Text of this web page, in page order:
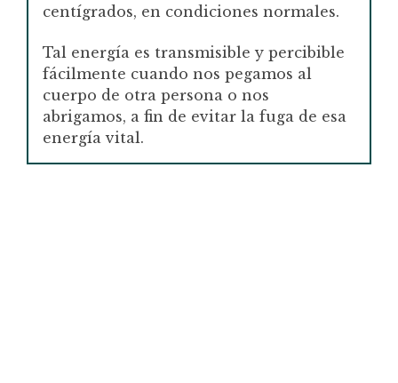
centígrados, en condiciones normales.
Tal energía es transmisible y percibible
fácilmente cuando nos pegamos al
cuerpo de otra persona o nos
abrigamos, a fin de evitar la fuga de esa
energía vital.